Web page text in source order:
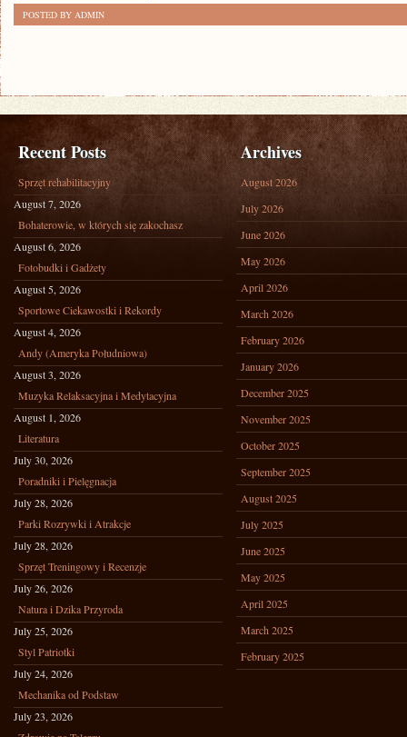
WYPRAWA
W
GŁĄB
PRZYRODY
POSTED BY ADMIN
Recent Posts
Sprzęt rehabilitacyjny
August 7, 2026
Bohaterowie, w których się zakochasz
August 6, 2026
Fotobudki i Gadżety
August 5, 2026
Sportowe Ciekawostki i Rekordy
August 4, 2026
Andy (Ameryka Południowa)
August 3, 2026
Muzyka Relaksacyjna i Medytacyjna
August 1, 2026
Literatura
July 30, 2026
Poradniki i Pielęgnacja
July 28, 2026
Parki Rozrywki i Atrakcje
July 28, 2026
Sprzęt Treningowy i Recenzje
July 26, 2026
Natura i Dzika Przyroda
July 25, 2026
Styl Patriotki
July 24, 2026
Mechanika od Podstaw
July 23, 2026
Archives
August 2026
July 2026
June 2026
May 2026
April 2026
March 2026
February 2026
January 2026
December 2025
November 2025
October 2025
September 2025
August 2025
July 2025
June 2025
May 2025
April 2025
March 2025
February 2025